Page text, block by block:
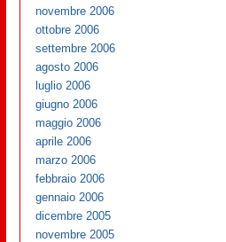
novembre 2006
ottobre 2006
settembre 2006
agosto 2006
luglio 2006
giugno 2006
maggio 2006
aprile 2006
marzo 2006
febbraio 2006
gennaio 2006
dicembre 2005
novembre 2005